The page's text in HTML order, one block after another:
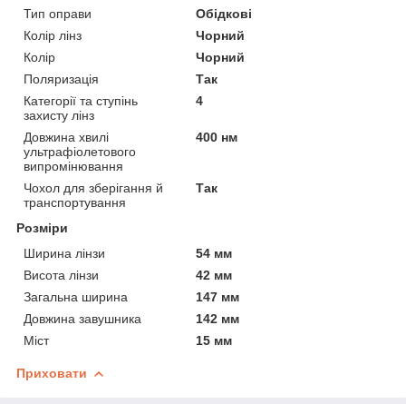
Тип оправи
Обідкові
Колір лінз
Чорний
Колір
Чорний
Поляризація
Так
Категорії та ступінь
захисту лінз
4
Довжина хвилі
ультрафіолетового
випромінювання
400 нм
Чохол для зберігання й
транспортування
Так
Розміри
Ширина лінзи
54 мм
Висота лінзи
42 мм
Загальна ширина
147 мм
Довжина завушника
142 мм
Міст
15 мм
Приховати